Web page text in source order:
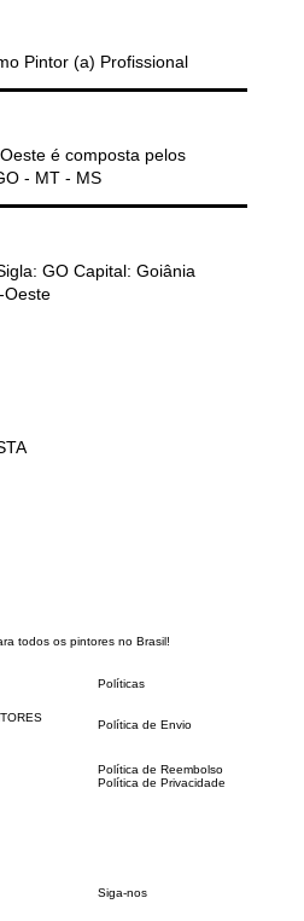
Pintor (a) Profissional
é composta pelos
- MT - MS
GO Capital: Goiânia
Oeste
todos os pintores no Brasil!
Políticas
Política de Envio
Política de Reembolso
Política de Privacidade
Siga-nos